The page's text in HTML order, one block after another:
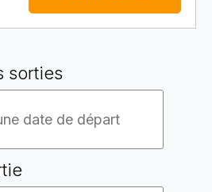
sorties